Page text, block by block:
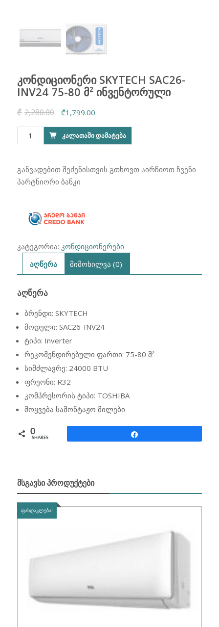
კონდიციონერი SKYTECH SAC26-
INV24 75-80 მ² ინვენტორული
₾ 2,280.00
Original
price
was:
₾1,799.00
price
is:
რაოდენობა:
კონდიციონერი
SAC26-
INV24
ᲙᲐᲚᲐᲗᲐᲨᲘ ᲓᲐᲛᲐᲢᲔᲑᲐ
განვადებით შეძენისთვის გთხოვთ აირჩიოთ ჩვენი
პარტნიორი ბანკი
კატეგორია: კონდიციონერები
აღწერა
მიმოხილვა (0)
ᲐᲦᲬᲔᲠᲐ
ბრენდი: SKYTECH
მოდელი: SAC26-INV24
ტიპი: Inverter
რეკომენდირებული ფართი: 75-80 მ²
სიმძლავრე: 24000 BTU
ფრეონი: R32
კომპრესორის ტიპი: TOSHIBA
მოყვება სამონტაჟო მილები
0
SHARES
ᲛᲡᲒᲐᲕᲡᲘ ᲞᲠᲝᲓᲣᲥᲢᲔᲑᲘ
ᲤᲐᲡᲓᲐᲙᲚᲔᲑᲐ!